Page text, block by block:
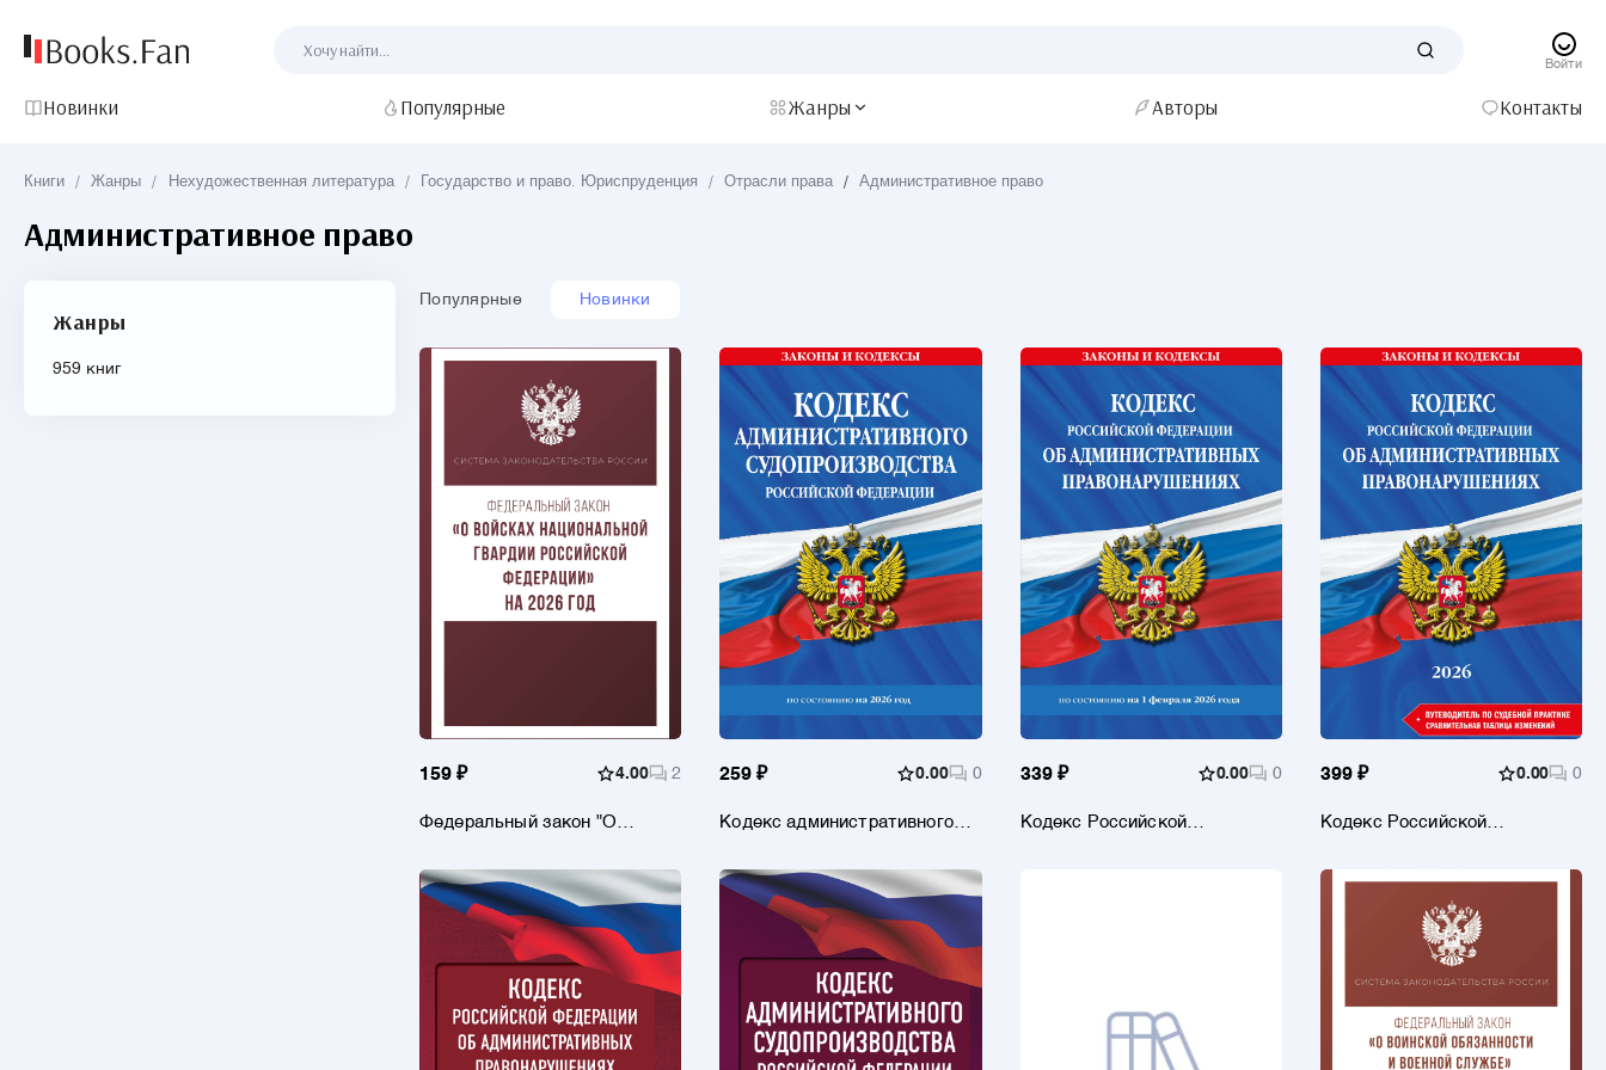
Войти
Новинки Популярные Жанры Авторы Контакты
Книги / Жанры / Нехудожественная литература / Государство и право. Юриспруденция / Отрасли права / Административное право
Административное право
Жанры
959 книг
Популярные Новинки
159 ₽ 4.00 2
Федеральный закон "О
Федерации" на 2026 год
259 ₽ 0.00 0
Кодекс административного
339 ₽ 0.00 0
Кодекс Российской
399 ₽ 0.00 0
Кодекс Российской
правонарушениях. В ред. на
суд. практ. / КоАП РФ